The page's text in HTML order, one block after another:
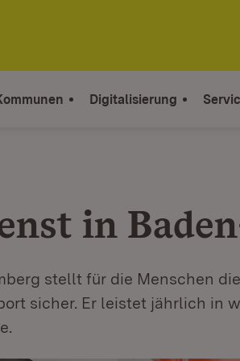
Digitalisierung
in
stellt für die Menschen die
sicher. Er leistet jährlich in